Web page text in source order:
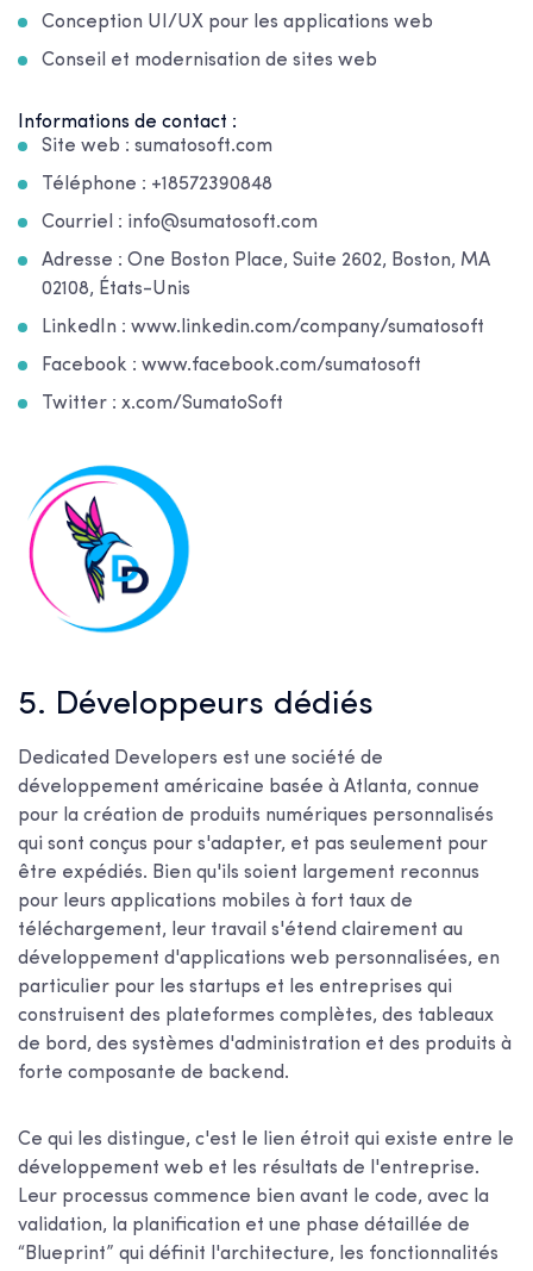
Conception UI/UX pour les applications web
Conseil et modernisation de sites web
Informations de contact :
Site web : sumatosoft.com
Téléphone : +18572390848
Courriel : info@sumatosoft.com
Adresse : One Boston Place, Suite 2602, Boston, MA
02108, États-Unis
LinkedIn : www.linkedin.com/company/sumatosoft
Facebook : www.facebook.com/sumatosoft
Twitter : x.com/SumatoSoft
5. Développeurs dédiés
Dedicated Developers est une société de
développement américaine basée à Atlanta, connue
pour la création de produits numériques personnalisés
qui sont conçus pour s'adapter, et pas seulement pour
être expédiés. Bien qu'ils soient largement reconnus
pour leurs applications mobiles à fort taux de
téléchargement, leur travail s'étend clairement au
développement d'applications web personnalisées, en
particulier pour les startups et les entreprises qui
construisent des plateformes complètes, des tableaux
de bord, des systèmes d'administration et des produits à
forte composante de backend.
Ce qui les distingue, c'est le lien étroit qui existe entre le
développement web et les résultats de l'entreprise.
Leur processus commence bien avant le code, avec la
validation, la planification et une phase détaillée de
“Blueprint” qui définit l'architecture, les fonctionnalités